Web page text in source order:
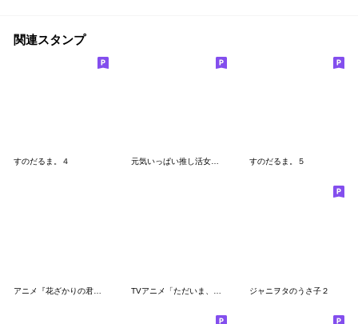
関連スタンプ
すのだるま。４ 元気いっぱい推し活女子（ピンク） すのだるま。５
ジャニヲタのうさ子２